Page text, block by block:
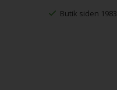
Butik siden 1983